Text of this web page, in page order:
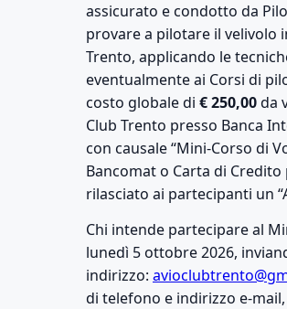
assicurato e condotto da
provare a pilotare il velivolo
Trento, applicando le
eventualmente ai Corsi di
costo globale di € 250,00da
Club Trento presso Banca
con causale “Mini-Corso di
Bancomat o Carta di
rilasciato ai partecipanti un
Chi intende partecipare al
lunedì 5 ottobre 2026,
indirizzo:
di telefono e indirizzo e-